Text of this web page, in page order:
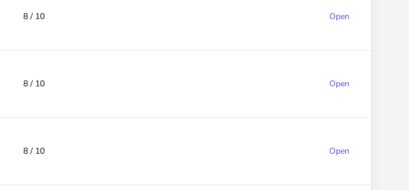
8 / 10 Open
8 / 10 Open
8 / 10 Open